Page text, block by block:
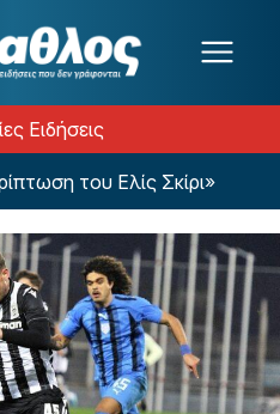
Ειδήσεις
του Ελίς Σκίρι»